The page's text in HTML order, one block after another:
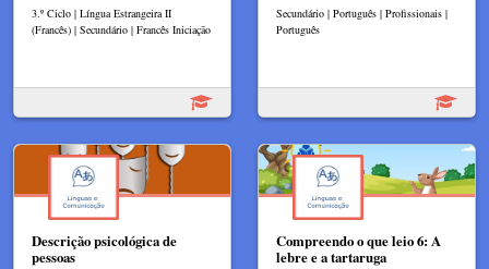
3.º Ciclo | Língua Estrangeira II
(Francês) | Secundário | Francês Iniciação
Secundário | Português | Profissionais |
Português
Descrição psicológica de
pessoas
Compreendo o que leio 6: A
lebre e a tartaruga